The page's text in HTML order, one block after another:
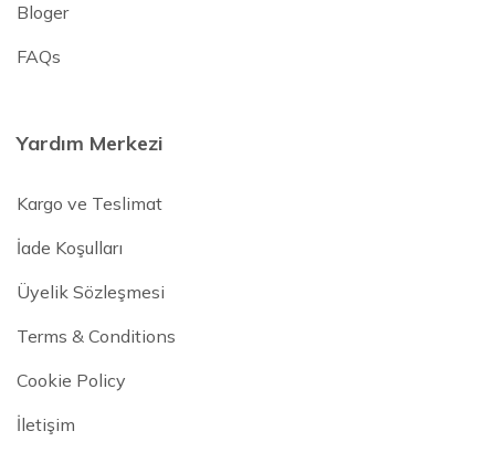
Bloger
FAQs
Yardım Merkezi
Kargo ve Teslimat
İade Koşulları
Üyelik Sözleşmesi
Terms & Conditions
Cookie Policy
İletişim